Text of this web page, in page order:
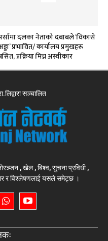
दलका नेताको दबाबले ‘विकासे
प्रभावित/ कार्यालय प्रमुखहरू
प्रक्रिया मिच्न अस्वीकार
सञ्चालित
, खेल , बिश्व, सुचना प्रविधी ,
र विश्लेषणलाई यसले समेट्छ ।